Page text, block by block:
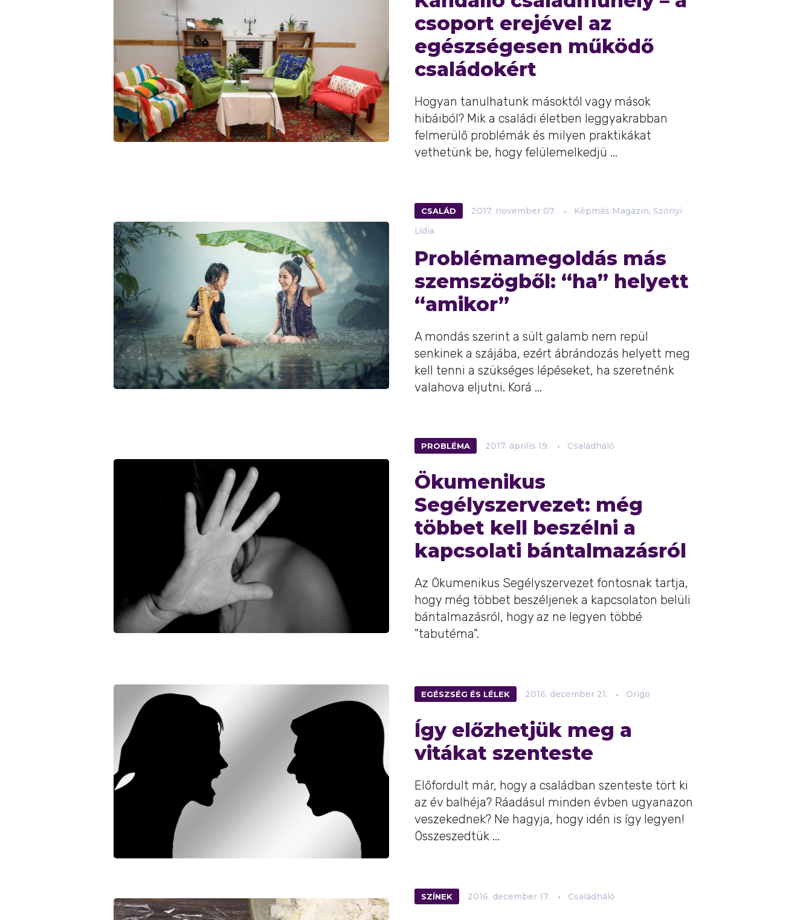
csoport erejével az
egészségesen működő
családokért
Hogyan tanulhatunk másoktól vagy mások
hibáiból? Mik a családi életben leggyakrabban
felmerülő problémák és milyen praktikákat
vethetünk be, hogy felülemelkedjü ...
CSALÁD 2017. november 07. Képmás Magazin, Szőnyi
Lídia
Problémamegoldás más
szemszögből: “ha” helyett
“amikor”
A mondás szerint a sült galamb nem repül
senkinek a szájába, ezért ábrándozás helyett meg
kell tenni a szükséges lépéseket, ha szeretnénk
valahova eljutni. Korá ...
PROBLÉMA 2017. április 19. Családháló
Ökumenikus
Segélyszervezet: még
többet kell beszélni a
kapcsolati bántalmazásról
Az Ökumenikus Segélyszervezet fontosnak tartja,
hogy még többet beszéljenek a kapcsolaton belüli
bántalmazásról, hogy az ne legyen többé
"tabutéma".
EGÉSZSÉG ÉS LÉLEK 2016. december 21. Origo
Így előzhetjük meg a
vitákat szenteste
Előfordult már, hogy a családban szenteste tört ki
az év balhéja? Ráadásul minden évben ugyanazon
veszekednek? Ne hagyja, hogy idén is így legyen!
Összeszedtük ...
SZÍNEK 2016. december 17. Családháló